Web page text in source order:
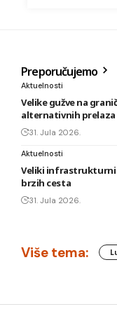
Preporučujemo
Aktuelnosti
Velike gužve na
alternativnih prelaza
31. Jula 2026.
Aktuelnosti
Veliki infrastrukturni
brzih cesta
31. Jula 2026.
Više tema: